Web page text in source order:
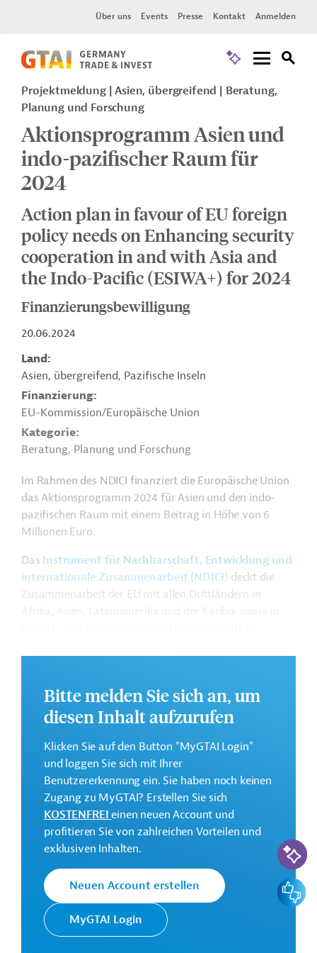
Über uns Events Presse Kontakt Anmelden
Projektmeldung Asien, übergreifend
Beratung,
Planung und Forschung
Aktionsprogramm Asien und
indo-pazifischer Raum für
2024
Action plan in favour of EU foreign
policy needs on Enhancing security
cooperation in and with Asia and
the Indo-Pacific (ESIWA+) for 2024
Finanzierungsbewilligung
20.06.2024
Land
Asien, übergreifend, Pazifische Inseln
Finanzierung
EU-Kommission/Europäische Union
Kategorie
Beratung, Planung und Forschung
Im Rahmen des NDICI finanziert die Europäische Union
das Aktionsprogramm 2024 für Asien und den indo-
pazifischen Raum mit einem Beitrag in Höhe von 6
Millionen Euro.
Das Instrument für Nachbarschaft, Entwicklung und
internationale Zusammenarbeit (NDICI) deckt die
Zusammenarbeit der EU mit allen Drittländern in
Ziele des Aktionsprogramms (Action Plan/AP) sind die
Umsetzung der politischen sowie sicherheits- und
verteidigungsbezogenen Gespräche der EU mit
Partnerländern in Asien und im indo-pazifischen Raum.
Des Weiteren soll die Zusammenarbeit sowie das
Verständnis für Politik und weiteren Maßnahmen und
Projekten zwischen der EU und den Partnerländern
gefördert werden.
Weitere Informationen über das Aktionsprogramm
finden Sie in den Originaldokumenten, die zum
Download bereitstehen.
Bei Fragen wenden Sie sich bitte an das Brüsseler Büro
von Germany Trade & Invest unter projekte@gtai.de.
Geberbeitrag:
6 Millionen Euro
Bitte melden Sie sich an, um
diesen Inhalt aufzurufen
Klicken Sie auf den Button "MyGTAI Login"
und loggen Sie sich mit Ihrer
Benutzererkennung ein. Sie haben noch keinen
Zugang zu MyGTAI? Erstellen Sie sich
KOSTENFREIeinen neuen Account und
profitieren Sie von zahlreichen Vorteilen und
exklusiven Inhalten.
Neuen Account erstellen
MyGTAI Login
KI-